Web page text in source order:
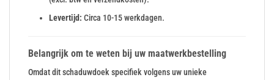
Levertijd: Circa 10-15 werkdagen.
Belangrijk om te weten bij uw maatwerkbestelling
Omdat dit schaduwdoek specifiek volgens uw unieke